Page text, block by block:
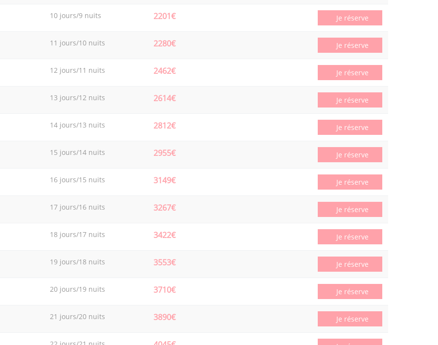
10 jours/9 nuits 2201€ Je réserve
11 jours/10 nuits 2280€ Je réserve
12 jours/11 nuits 2462€ Je réserve
13 jours/12 nuits 2614€ Je réserve
14 jours/13 nuits 2812€ Je réserve
15 jours/14 nuits 2955€ Je réserve
16 jours/15 nuits 3149€ Je réserve
17 jours/16 nuits 3267€ Je réserve
18 jours/17 nuits 3422€ Je réserve
19 jours/18 nuits 3553€ Je réserve
20 jours/19 nuits 3710€ Je réserve
21 jours/20 nuits 3890€ Je réserve